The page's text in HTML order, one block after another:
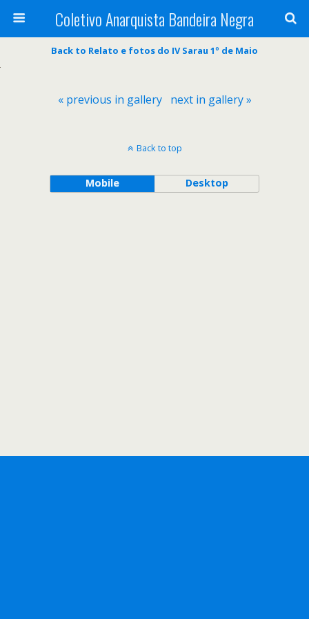
Coletivo Anarquista Bandeira Negra
Back to Relato e fotos do IV Sarau 1º de Maio
« previous in gallery next in gallery »
Back to top
Mobile Desktop